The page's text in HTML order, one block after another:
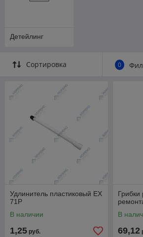
Детейлинг
Сортировка 0
Удлинитель пластиковый EX
71P
В наличии
1,25 руб.
Грибки
В
69,12